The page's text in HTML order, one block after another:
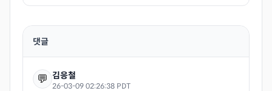
댓글
💬 김응철
26-03-09 02:26:38 PDT